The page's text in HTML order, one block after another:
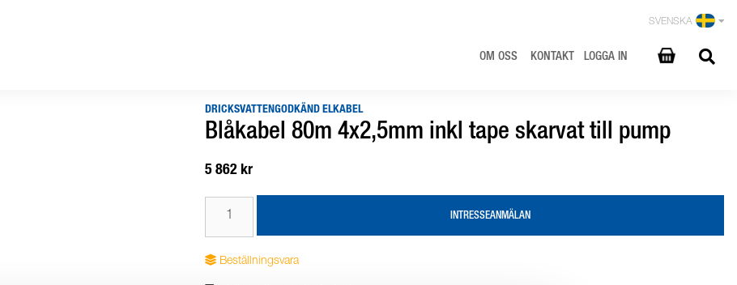
SVENSKA
OM OSS KONTAKT LOGGA IN
DRICKSVATTENGODKÄND ELKABEL
Blåkabel 80m 4x2,5mm inkl tape skarvat till pump
5 862 kr
INTRESSEANMÄLAN
Beställningsvara